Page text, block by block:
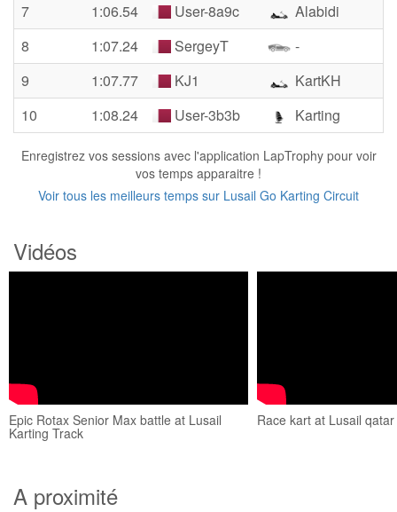
7
1:06.54 User-8a9c
Alabidi
8
1:07.24 SergeyT
-
9
1:07.77 KJ1
KartKH
10
1:08.24 User-3b3b Karting
Enregistrez vos sessions avec l'application LapTrophy pour voir
vos temps apparaitre !
Voir tous les meilleurs temps sur Lusail Go Karting Circuit
Vidéos
Epic Rotax Senior Max battle at Lusail
Karting Track
Race kart at Lusail
A proximité